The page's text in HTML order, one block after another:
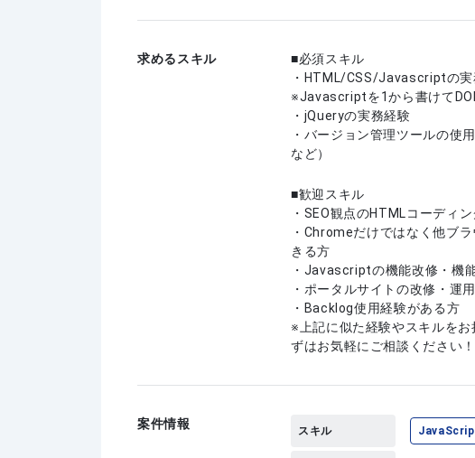
求めるスキル
必須スキル
・HTML/CSS/Javascriptの実
※Javascriptを1から書けて
・jQueryの実務経験
・バージョン管理ツールの
など）
歓迎スキル
・SEO観点のHTMLコーディ
・Chromeだけではなく他ブ
きる方
・Javascriptの機能改修・機
・ポータルサイトの改修・運
・Backlog使用経験がある方
上記に似た経験やスキルを
ずはお気軽にご相談ください！
案件情報 スキル